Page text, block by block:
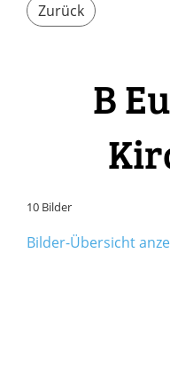
Zurück
B
10 Bilder
Bilder-Übersicht